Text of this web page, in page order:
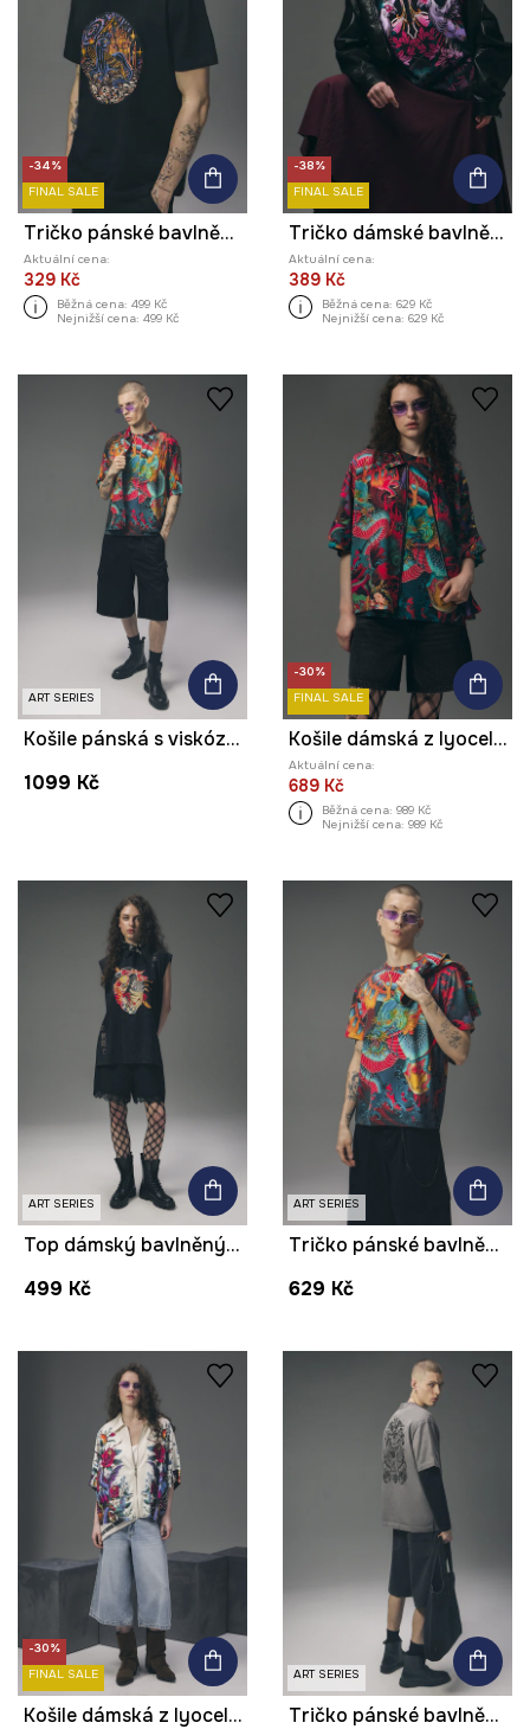
-34%
FINAL SALE
Tričko pánské bavlněné z kolekce Tattoo Art by Marcel Ustowski (MUS TATTOO)
Aktuální cena:
329 Kč
Běžná cena: 499 Kč
Nejnižší cena: 499 Kč
-38%
FINAL SALE
Tričko dámské bavlněné z kolekce Tattoo Art by Pietro Stigmata
Aktuální cena:
389 Kč
Běžná cena: 629 Kč
Nejnižší cena: 629 Kč
ART SERIES
Košile pánská s viskózou z kolekce Tattoo Art by Tuan Nguyen
1099 Kč
-30%
FINAL SALE
Košile dámská z lyocellu z kolekce Tattoo Art by Tuan Nguyen
Aktuální cena:
689 Kč
Běžná cena: 989 Kč
Nejnižší cena: 989 Kč
ART SERIES
Top dámský bavlněný z kolekce Tattoo Art by Tuan Nguyen
499 Kč
ART SERIES
Tričko pánské bavlněné s elastanem z kolekce Tattoo Art by Tuan Nguyen
629 Kč
-30%
FINAL SALE
Košile dámská z lyocellu z kolekce Tattoo Art by Mattia Provezza
ART SERIES
Tričko pánské bavlněné z kolekce Tattoo Art by Marcel Ustowski (MUS TATTOO)